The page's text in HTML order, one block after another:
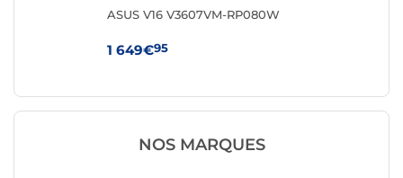
ASUS V16 V3607VM-RP080W
1 649€95
NOS MARQUES